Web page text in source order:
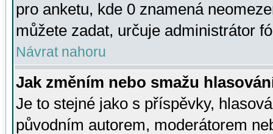
pro anketu, kde 0 znamená
můžete zadat, určuje administrátor
Návrat nahoru
Jak změním nebo smažu
Je to stejné jako s příspěvky,
původním autorem, moderátorem